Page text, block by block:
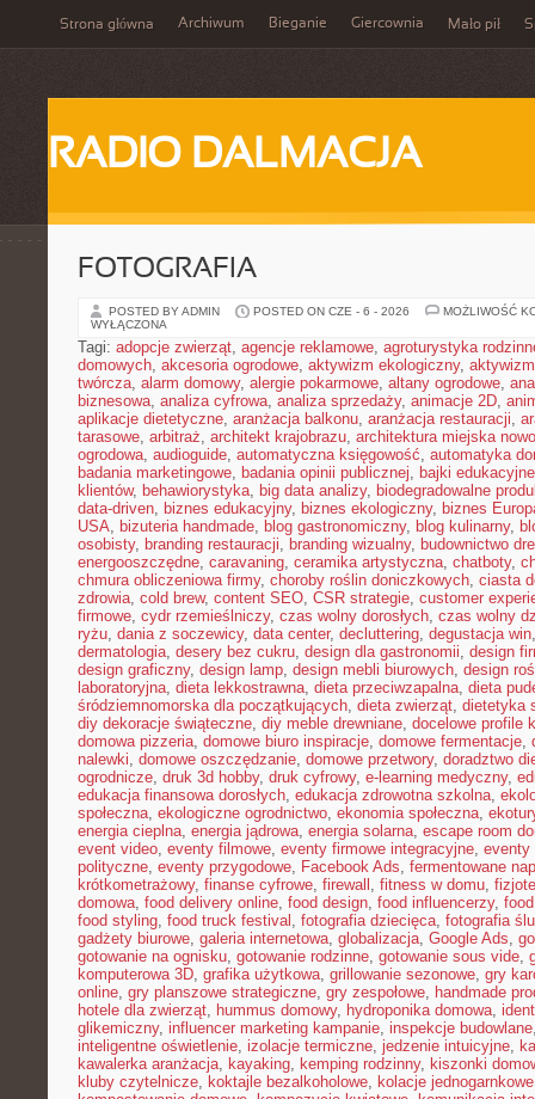
Strona główna Archiwum Bieganie Giercownia Mało pił
RADIO DALMACJA
FOTOGRAFIA
POSTED BY ADMIN POSTED ON CZE - 6 - 2026
MOŻLIWOŚĆ
WYŁĄCZONA
Tagi: adopcje zwierząt, agencje reklamowe, agroturystyka
domowych, akcesoria ogrodowe, aktywizm ekologiczny,
twórcza, alarm domowy, alergie pokarmowe, altany ogrodowe,
biznesowa, analiza cyfrowa, analiza sprzedaży, animacje 2D,
aplikacje dietetyczne, aranżacja balkonu, aranżacja restauracji,
tarasowe, arbitraż, architekt krajobrazu, architektura miejska
ogrodowa, audioguide, automatyczna księgowość, automatyka
badania marketingowe, badania opinii publicznej, bajki edukacyjne
klientów, behawiorystyka, big data analizy, biodegradowalne
data-driven, biznes edukacyjny, biznes ekologiczny, biznes
USA, bizuteria handmade, blog gastronomiczny, blog kulinarny,
osobisty, branding restauracji, branding wizualny, budownictwo
energooszczędne, caravaning, ceramika artystyczna, chatboty,
chmura obliczeniowa firmy, choroby roślin doniczkowych, ciasta
zdrowia, cold brew, content SEO, CSR strategie, customer
firmowe, cydr rzemieślniczy, czas wolny dorosłych, czas wolny
ryżu, dania z soczewicy, data center, decluttering, degustacja win
dermatologia, desery bez cukru, design dla gastronomii, design
design graficzny, design lamp, design mebli biurowych, design
laboratoryjna, dieta lekkostrawna, dieta przeciwzapalna, dieta
śródziemnomorska dla początkujących, dieta zwierząt, dietetyka
diy dekoracje świąteczne, diy meble drewniane, docelowe profile
domowa pizzeria, domowe biuro inspiracje, domowe fermentacje,
nalewki, domowe oszczędzanie, domowe przetwory, doradztwo
ogrodnicze, druk 3d hobby, druk cyfrowy, e-learning medyczny,
edukacja finansowa dorosłych, edukacja zdrowotna szkolna,
społeczna, ekologiczne ogrodnictwo, ekonomia społeczna,
energia cieplna, energia jądrowa, energia solarna, escape room
event video, eventy filmowe, eventy firmowe integracyjne, eventy
polityczne, eventy przygodowe, Facebook Ads, fermentowane
krótkometrażowy, finanse cyfrowe, firewall , fitness w domu,
domowa, food delivery online, food design, food influencerzy,
food styling, food truck festival , fotografia dziecięca, fotografia
gadżety biurowe, galeria internetowa, globalizacja, Google Ads,
gotowanie na ognisku, gotowanie rodzinne, gotowanie sous vide,
komputerowa 3D, grafika użytkowa, grillowanie sezonowe, gry
online, gry planszowe strategiczne, gry zespołowe, handmade
hotele dla zwierząt, hummus domowy, hydroponika domowa,
glikemiczny, influencer marketing kampanie, inspekcje budowlane
inteligentne oświetlenie, izolacje termiczne, jedzenie intuicyjne,
kawalerka aranżacja, kayaking, kemping rodzinny, kiszonki
kluby czytelnicze, koktajle bezalkoholowe, kolacje jednogarnkowe